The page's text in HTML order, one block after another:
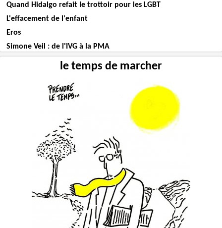
Quand Hidalgo refait le trottoir pour les LGBT
L'effacement de l'enfant
Eros
Simone Veil : de l'IVG à la PMA
le temps de marcher